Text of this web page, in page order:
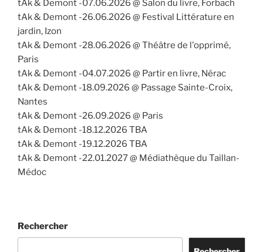
tAk & Demont -07.06.2026 @ Salon du livre, Forbach
tAk & Demont -26.06.2026 @ Festival Littérature en
jardin, Izon
tAk & Demont -28.06.2026 @ Théâtre de l'opprimé,
Paris
tAk & Demont -04.07.2026 @ Partir en livre, Nérac
tAk & Demont -18.09.2026 @ Passage Sainte-Croix,
Nantes
tAk & Demont -26.09.2026 @ Paris
tAk & Demont -18.12.2026 TBA
tAk & Demont -19.12.2026 TBA
tAk & Demont -22.01.2027 @ Médiathèque du Taillan-
Médoc
Rechercher